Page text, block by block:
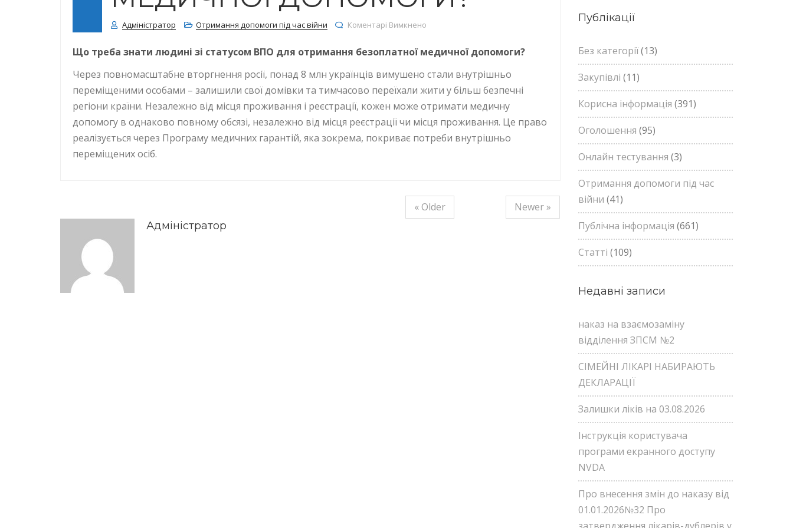
Адміністратор Отримання допомоги під час війни Коментарі Вимкнено до Що треба знати людині зі статусом ВПО для отримання безоплатної медичної допомоги?
Що треба знати людині зі статусом ВПО для отримання безоплатної медичної допомоги?
Через повномасштабне вторгнення росії, понад 8 млн українців вимушено стали внутрішньо
переміщеними особами – залишили свої домівки та тимчасово переїхали жити у більш безпечні
регіони країни. Незалежно від місця проживання і реєстрації, кожен може отримати медичну
допомогу в однаково повному обсязі, незалежно від місця реєстрації чи місця проживання. Це право
реалізується через Програму медичних гарантій, яка зокрема, покриває потреби внутрішньо
переміщених осіб.
« Older
Newer »
Адміністратор
Публікації
Без категорії(13)
Закупівлі (11)
Корисна інформація (391)
Оголошення (95)
Онлайн тестування (3)
Отримання допомоги під час
війни (41)
Публічна інформація (661)
Статті (109)
Недавні записи
наказ на взаємозаміну
відділення ЗПСМ №2
СІМЕЙНІ ЛІКАРІ НАБИРАЮТЬ
ДЕКЛАРАЦІЇ
Залишки ліків на 03.08.2026
Інструкція користувача
програми екранного доступу
NVDA
Про внесення змін до наказу від
01.01.2026№32 Про